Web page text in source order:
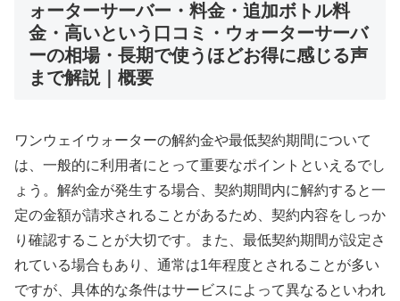
ォーターサーバー・料金・追加ボトル料
金・高いという口コミ・ウォーターサーバ
ーの相場・長期で使うほどお得に感じる声
まで解説｜概要
ワンウェイウォーターの解約金や最低契約期間について
は、一般的に利用者にとって重要なポイントといえるでし
ょう。解約金が発生する場合、契約期間内に解約すると一
定の金額が請求されることがあるため、契約内容をしっか
り確認することが大切です。また、最低契約期間が設定さ
れている場合もあり、通常は1年程度とされることが多い
ですが、具体的な条件はサービスによって異なるといわれ